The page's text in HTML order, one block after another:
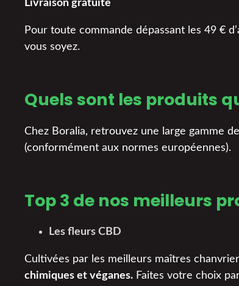
Livraison gratuite
Pour toute commande dépassant les 49 €
vous soyez.
Quels sont les produits
Chez Boralia, retrouvez une large gamme
(conformément aux normes européennes).
Top 3 de nos meilleurs
Les fleurs CBD
Cultivées par les meilleurs maîtres
chimiques et véganes. Faites votre choix